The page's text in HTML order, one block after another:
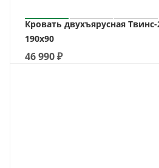
Кровать двухъярусная
190х90
46 990₽